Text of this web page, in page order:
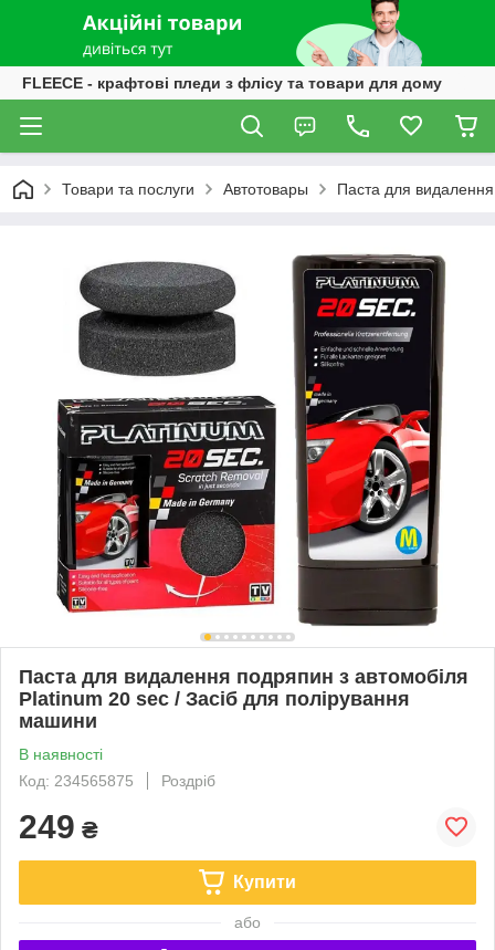
FLEECE - крафтові пледи з флісу та товари для дому
Товари та послуги Автотовары Паста для
Паста для видалення подряпин з автомобіля
Platinum 20 sec / Засіб для полірування
машини
В наявності
Код: 234565875
Роздріб
249 ₴
Купити
або